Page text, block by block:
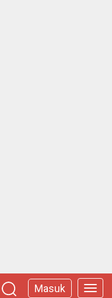
Masuk